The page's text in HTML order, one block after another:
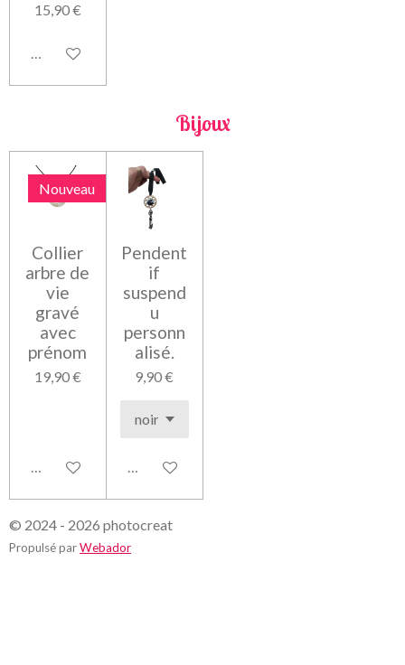
15,90 €
Voir les détails
Bijoux
Nouveau
Collier
arbre de
vie
gravé
avec
prénom
19,90 €
Voir les détails
Pendent
if
suspend
u
personn
alisé.
9,90 €
Voir les détails
© 2024 - 2026 photocreat
Propulsé parWebador